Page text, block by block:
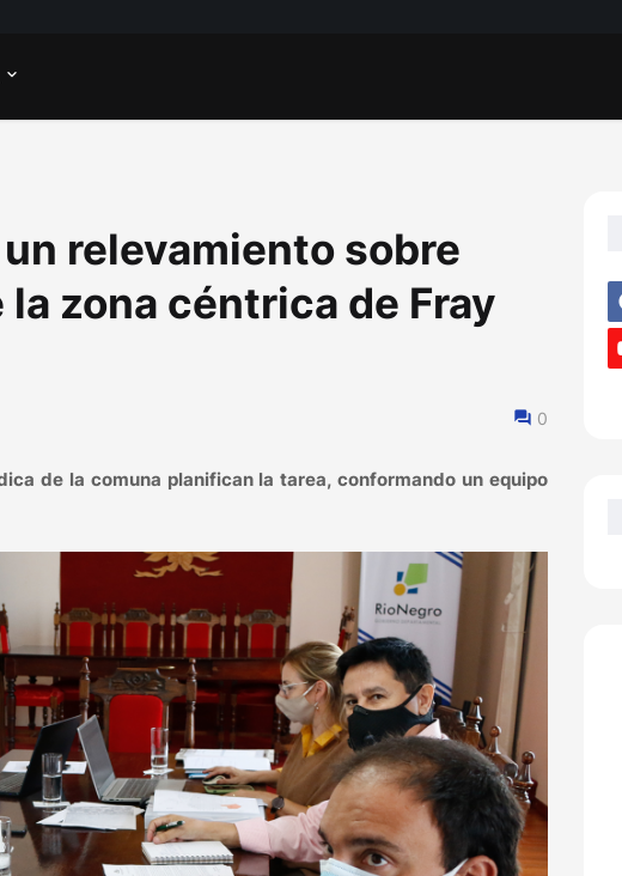
relevamiento sobre
zona céntrica de Fray
0
de la comuna planifican la tarea, conformando un equipo